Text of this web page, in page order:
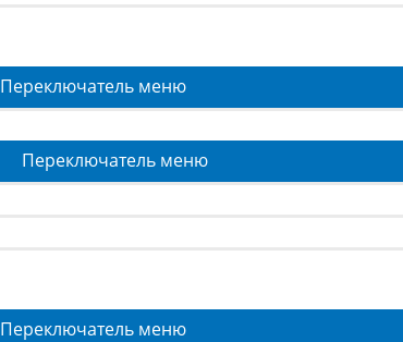
Переключатель меню
Переключатель меню
Переключатель меню